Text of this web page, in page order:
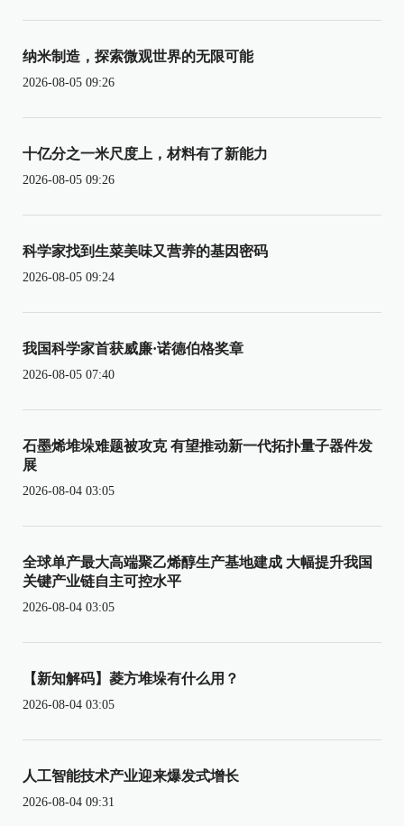
纳米制造，探索微观世界的无限可能
2026-08-05 09:26
十亿分之一米尺度上，材料有了新能力
2026-08-05 09:26
科学家找到生菜美味又营养的基因密码
2026-08-05 09:24
我国科学家首获威廉·诺德伯格奖章
2026-08-05 07:40
石墨烯堆垛难题被攻克 有望推动新一代拓扑量子器件发
展
2026-08-04 03:05
全球单产最大高端聚乙烯醇生产基地建成 大幅提升我国
关键产业链自主可控水平
2026-08-04 03:05
【新知解码】菱方堆垛有什么用？
2026-08-04 03:05
人工智能技术产业迎来爆发式增长
2026-08-04 09:31